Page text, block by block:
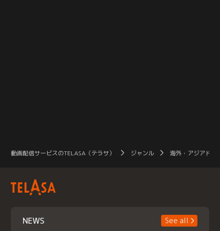
動画配信サービスのTELASA（テラサ） ジャンル 海外・アジアドラ
NEWS See all